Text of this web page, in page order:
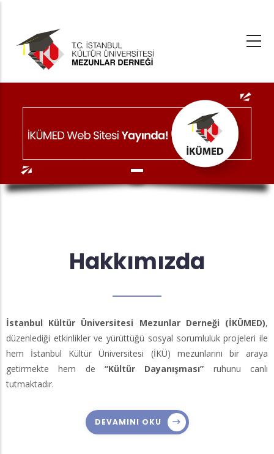
Hakkımızda
İstanbul Kültür Üniversitesi Mezunlar Derneği (İKÜMED),
düzenlediği etkinlikler ve yürüttüğü sosyal sorumluluk projeleri ile
hem İstanbul Kültür Üniversitesi (İKÜ) mezunlarını bir araya
getirmekte hem de “Kültür Dayanışması” ruhunu canlı
tutmaktadır.
DEVAMINI OKU